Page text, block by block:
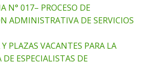
N° 017– PROCESO DE
ADMINISTRATIVA DE SERVICIOS
PLAZAS VACANTES PARA LA
DE ESPECIALISTAS DE